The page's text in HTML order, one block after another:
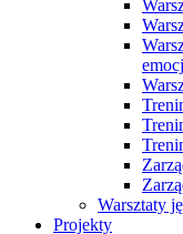
Warsztaty
Projekty